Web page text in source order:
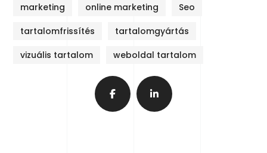
marketing
online marketing
Seo
tartalomfrissítés
tartalomgyártás
vizuális tartalom
weboldal tartalom